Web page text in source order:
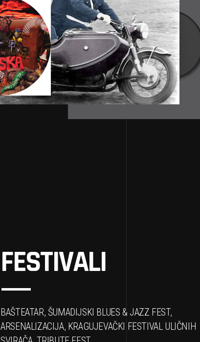
FESTIVALI
BAŠTEATAR, ŠUMADIJSKI BLUES & JAZZ FEST,
ARSENALIZACIJA, KRAGUJEVAČKI FESTIVAL ULIČNIH